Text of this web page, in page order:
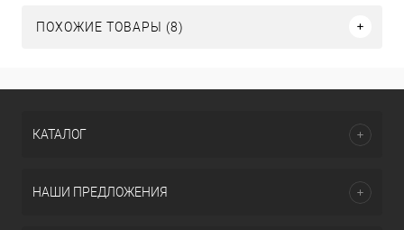
ПОХОЖИЕ ТОВАРЫ (8)
КАТАЛОГ
НАШИ ПРЕДЛОЖЕНИЯ